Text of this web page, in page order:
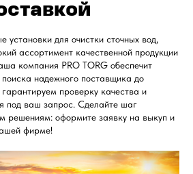
установки для очистки сточных вод,
ассортимент качественной продукции
компания PRO TORG обеспечит
надежного поставщика до
проверку качества и
под ваш запрос. Сделайте шаг
решениям: оформите заявку на выкуп и
фирме!